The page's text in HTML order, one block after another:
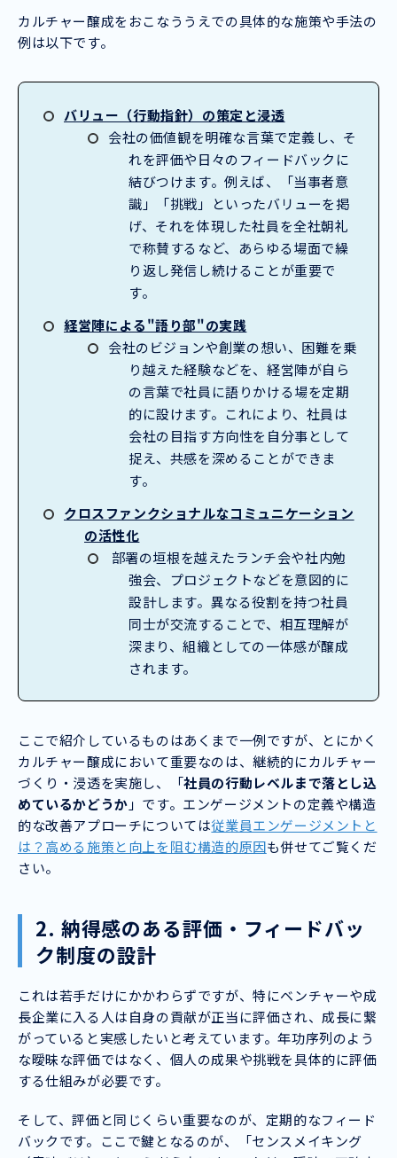
カルチャー醸成をおこなううえでの具体的な施策や手法の
例は以下です。
バリュー（行動指針）の策定と浸透
会社の価値観を明確な言葉で定義し、そ
れを評価や日々のフィードバックに
結びつけます。例えば、「当事者意
識」「挑戦」といったバリューを掲
げ、それを体現した社員を全社朝礼
で称賛するなど、あらゆる場面で繰
り返し発信し続けることが重要で
す。
経営陣による"語り部"の実践
会社のビジョンや創業の想い、困難を乗
り越えた経験などを、経営陣が自ら
の言葉で社員に語りかける場を定期
的に設けます。これにより、社員は
会社の目指す方向性を自分事として
捉え、共感を深めることができま
す。
クロスファンクショナルなコミュニケーション
の活性化
部署の垣根を越えたランチ会や社内勉
強会、プロジェクトなどを意図的に
設計します。異なる役割を持つ社員
同士が交流することで、相互理解が
深まり、組織としての一体感が醸成
されます。
ここで紹介しているものはあくまで一例ですが、とにかく
カルチャー醸成において重要なのは、継続的にカルチャー
づくり・浸透を実施し、「社員の行動レベルまで落とし込
めているかどうか 」です。エンゲージメントの定義や構造
的な改善アプローチについては従業員エンゲージメントと
は？高める施策と向上を阻む構造的原因も併せてご覧くだ
さい。
2. 納得感のある評価・フィードバッ
ク制度の設計
これは若手だけにかかわらずですが、特にベンチャーや成
長企業に入る人は自身の貢献が正当に評価され、成長に繋
がっていると実感したいと考えています。年功序列のよう
な曖昧な評価ではなく、個人の成果や挑戦を具体的に評価
する仕組みが必要です。
そして、評価と同じくらい重要なのが、定期的なフィード
バックです。ここで鍵となるのが、「センスメイキング